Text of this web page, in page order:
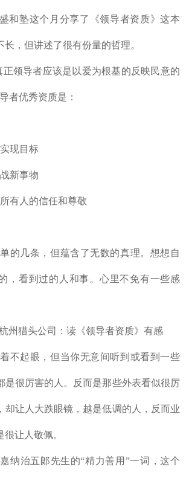
和塾这个月分享了《领导者资质》这本
，但讲述了很有份量的哲理。
正领导者应该是以爱为根基的反映民意的
者优秀资质是：
现目标
新事物
有人的信任和尊敬
的几条，但蕴含了无数的真理。想想自
，看到过的人和事。心里不免有一些感
不起眼，但当你无意间听到或看到一些
是很厉害的人。反而是那些外表看似很厉
却让人大跌眼镜，越是低调的人，反而业
让人敬佩。
纳治五郞先生的“精力善用”一词，这个